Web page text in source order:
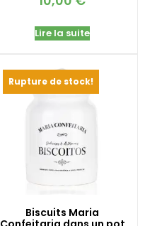
Lire la suite
Rupture de stock!
Biscuits Maria